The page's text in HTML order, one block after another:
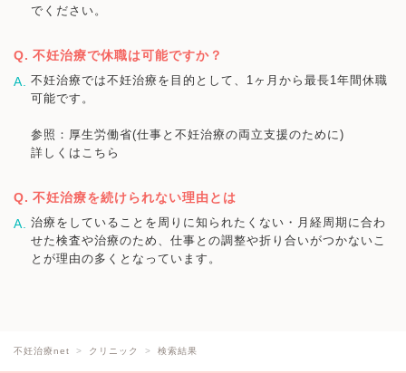
でください。
不妊治療で休職は可能ですか？
不妊治療では不妊治療を目的として、1ヶ月から最長1年間休職
可能です。
参照：厚生労働省(仕事と不妊治療の両立支援のために)
詳しくはこちら
不妊治療を続けられない理由とは
治療をしていることを周りに知られたくない・月経周期に合わ
せた検査や治療のため、仕事との調整や折り合いがつかないこ
とが理由の多くとなっています。
不妊治療net クリニック 検索結果